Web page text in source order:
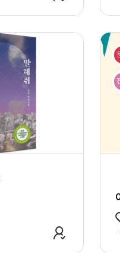
관심 작품 추